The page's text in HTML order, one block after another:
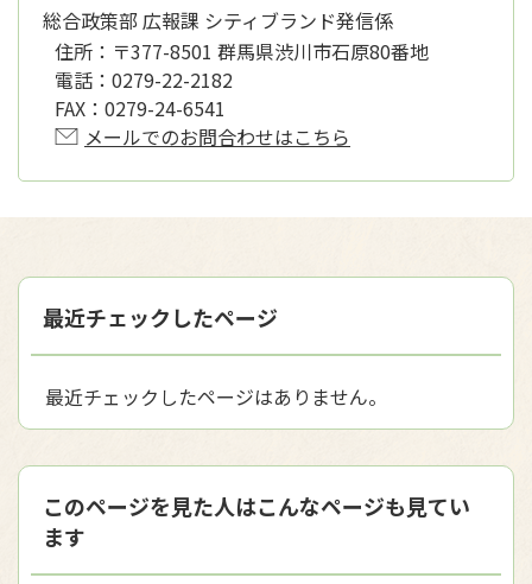
総合政策部 広報課 シティブランド発信係
住所： 〒377-8501 群馬県渋川市石原80番地
電話： 0279-22-2182
FAX： 0279-24-6541
メールでのお問合わせはこちら
最近チェックしたページ
最近チェックしたページはありません。
このページを見た人はこんなページも見てい
ます